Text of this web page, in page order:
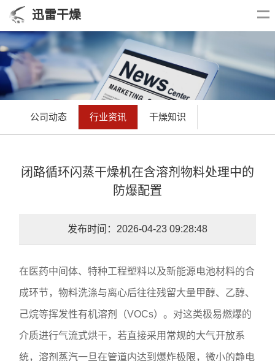
迅雷干燥
公司动态 行业资讯 干燥知识
闭路循环闪蒸干燥机在含溶剂物料处理中的
防爆配置
发布时间：2026-04-23 09:28:48
在医药中间体、特种工程塑料以及新能源电池材料的合
成环节，物料洗涤与离心后往往残留大量甲醇、乙醇、
己烷等挥发性有机溶剂（VOCs）。对这类极易燃爆的
介质进行气流式烘干，若直接采用常规的大气开放系
统，溶剂蒸汽一旦在管道内达到爆炸极限，微小的静电